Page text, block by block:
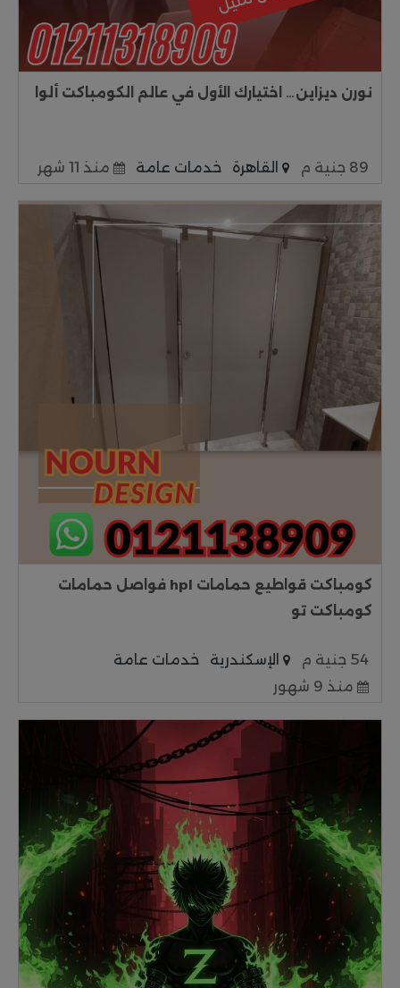
نورن ديزاين… اختيارك الأول في عالم الكومباكت ألوا
89 جنية م القاهرة خدمات عامة منذ 11 شهر
كومباكت قواطيع حمامات hpl فواصل حمامات
كومباكت تو
54 جنية م الإسكندرية
خدمات عامة
منذ 9 شهور